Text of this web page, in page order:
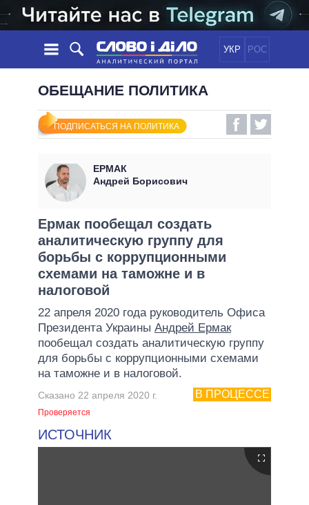
УКР РОС
НОВОСТИ
ЛЕНТА
СОБЫТИЯ
МНЕНИЯ
ОБЗОРЫ
ДАЙДЖЕСТЫ
ПОЛИТИКА
ЭКОНОМИКА
МИР
ОБЕЩАНИЯ
ВСЕ ПОЛИТИКИ
ПРЕЗИДЕНТ И ОФИС
ВЕРХОВНАЯ РАДА
КАБИНЕТ МИНИСТРОВ
ГЛАВЫ ОБЛАДМИНИСТРАЦИЙ
МЭРЫ
ИНФОГРАФИКА
ПОДДЕРЖАТЬ
СРАВНЕНИЕ ПОЛИТИКОВ
ОБЕЩАНИЕ ПОЛИТИКА
ПОДПИСАТЬСЯ НА ПОЛИТИКА
ЕРМАК
Андрей Борисович
Ермак пообещал создать
аналитическую группу для
борьбы с коррупционными
схемами на таможне и в
налоговой
22 апреля 2020 года руководитель Офиса
Президента Украины Андрей Ермак
пообещал создать аналитическую группу
для борьбы с коррупционными схемами
на таможне и в налоговой.
В ПРОЦЕССЕ
Сказано 22 апреля 2020 г.
Проверяется
ИСТОЧНИК